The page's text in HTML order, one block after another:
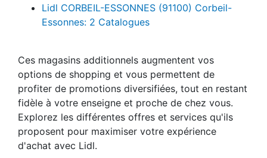
Lidl CORBEIL-ESSONNES (91100) Corbeil-
Essonnes: 2 Catalogues
Ces magasins additionnels augmentent vos
options de shopping et vous permettent de
profiter de promotions diversifiées, tout en restant
fidèle à votre enseigne et proche de chez vous.
Explorez les différentes offres et services qu'ils
proposent pour maximiser votre expérience
d'achat avec Lidl.